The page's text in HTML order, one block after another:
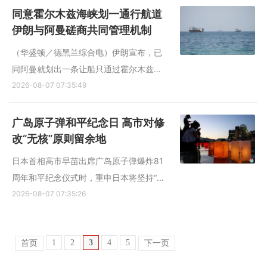
岩油产区所在地内乌肯省的配电企业CALF
继续推进与华为的合作，将拒发或撤销
同意霍尔木兹海峡划一通行航道
伊朗与阿曼磋商共同管理机制
（华盛顿／德黑兰综合电）伊朗宣布，已
同阿曼就划出一条让船只通过霍尔木兹海
峡的航道达成协议，双方正在敲定共同管
的形势发展向伊朗有利的方向倾斜。 伊朗
外交部发言人巴加埃星期三（8月5日）宣
2026-08-07 07:35:49
广岛原子弹和平纪念日 高市对修
改“无核”原则留余地
日本首相高市早苗出席广岛原子弹爆炸81
周年和平纪念仪式时，重申日本将坚持“无
核三原则”，即不拥有、不制造、不引进核
战末期，为迫使军国主义日本投降，美军
2026-08-07 07:35:26
首页 1 2 3 4 5 下一页